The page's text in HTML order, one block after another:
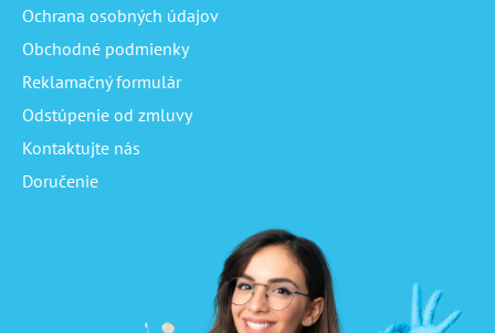
Ochrana osobných údajov
Obchodné podmienky
Reklamačný formulár
Odstúpenie od zmluvy
Kontaktujte nás
Doručenie